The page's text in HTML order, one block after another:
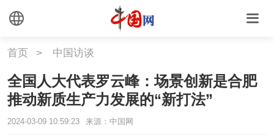
首页 > 中国访谈
全国人大代表罗云峰：场景创新是合肥
推动新质生产力发展的“新打法”
2024-03-09 10:59:23 来源：中国网